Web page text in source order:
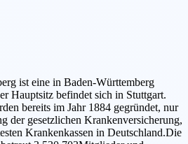
ist eine in Baden-Württemberg
Hauptsitz befindet sich in Stuttgart.
bereits im Jahr 1884 gegründet, nur
der gesetzlichen Krankenversicherung,
Krankenkassen in Deutschland.Die